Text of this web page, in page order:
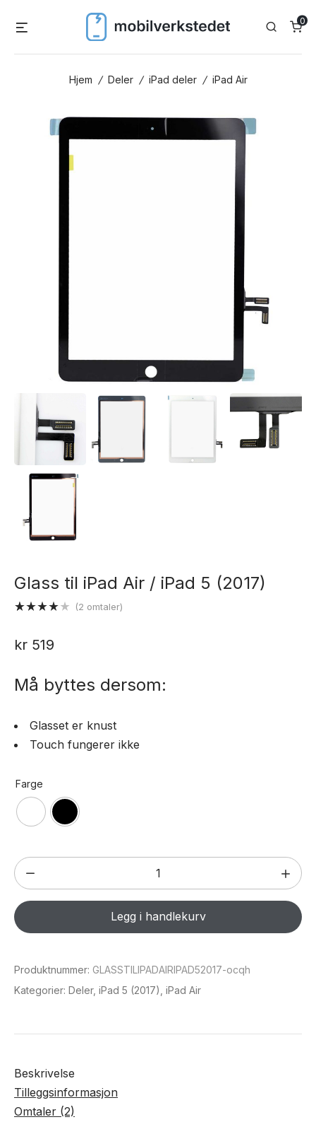
Search
0
Hjem / Deler / iPad deler / iPad Air
Glass til iPad Air / iPad 5 (2017)
5 basert
(2 omtaler)
kr 519
Må byttes dersom:
Glasset er knust
Touch fungerer ikke
Farge
Glass
til
iPad
Air
iPad
5
Legg i handlekurv
Produktnummer: GLASSTILIPADAIRIPAD52017-ocqh
Kategorier: Deler, iPad 5 (2017) iPad Air
Beskrivelse
Tilleggsinformasjon
Omtaler (2)